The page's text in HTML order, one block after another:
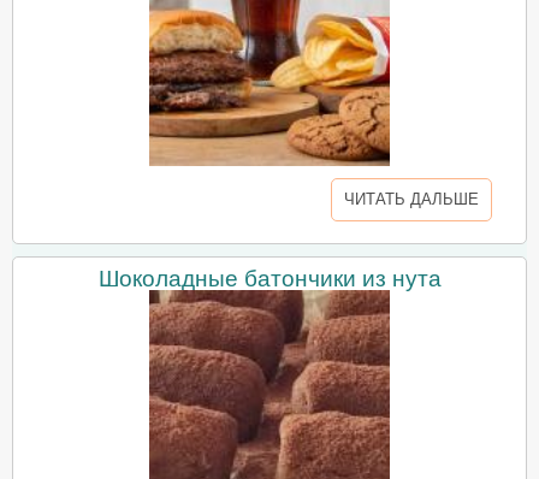
ЧИТАТЬ ДАЛЬШЕ
Шоколадные батончики из нута